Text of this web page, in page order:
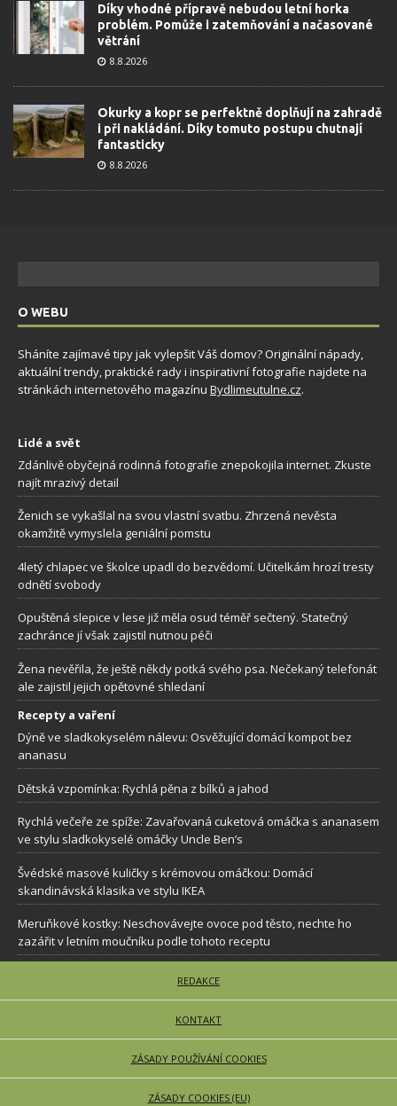
Díky vhodné přípravě nebudou letní horka
problém. Pomůže i zatemňování a načasované
větrání
8.8.2026
Okurky a kopr se perfektně doplňují na zahradě
i při nakládání. Díky tomuto postupu chutnají
fantasticky
8.8.2026
O WEBU
Sháníte zajímavé tipy jak vylepšit Váš domov? Originální nápady,
aktuální trendy, praktické rady i inspirativní fotografie najdete na
stránkách internetového magazínu Bydlimeutulne.cz.
Lidé a svět
Zdánlivě obyčejná rodinná fotografie znepokojila internet. Zkuste
najít mrazivý detail
Ženich se vykašlal na svou vlastní svatbu. Zhrzená nevěsta
okamžitě vymyslela geniální pomstu
4letý chlapec ve školce upadl do bezvědomí. Učitelkám hrozí tresty
odnětí svobody
Opuštěná slepice v lese již měla osud téměř sečtený. Statečný
zachránce jí však zajistil nutnou péči
Žena nevěřila, že ještě někdy potká svého psa. Nečekaný telefonát
ale zajistil jejich opětovné shledaní
Recepty a vaření
Dýně ve sladkokyselém nálevu: Osvěžující domácí kompot bez
ananasu
Dětská vzpomínka: Rychlá pěna z bílků a jahod
Rychlá večeře ze spíže: Zavařovaná cuketová omáčka s ananasem
ve stylu sladkokyselé omáčky Uncle Ben’s
Švédské masové kuličky s krémovou omáčkou: Domácí
skandinávská klasika ve stylu IKEA
Meruňkové kostky: Neschovávejte ovoce pod těsto, nechte ho
zazářit v letním moučníku podle tohoto receptu
REDAKCE
KONTAKT
ZÁSADY POUŽÍVÁNÍ COOKIES
ZÁSADY COOKIES (EU)